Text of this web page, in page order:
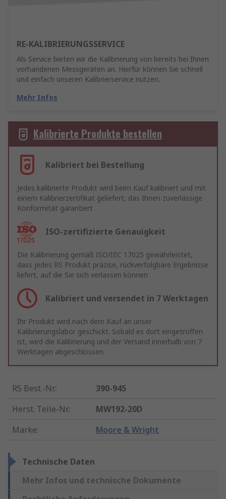
RE-KALIBRIERUNGSSERVICE
Als Service bieten wir die Kalibrierung von bereits bei Ihnen
vorhandenen Messgeräten an. Hierfür können Sie schnell
und einfach unseren Kalibrierservice nutzen.
Mehr Infos
Kalibrierte Produkte bestellen
Kalibriert bei Bestellung
Jedes kalibrierte Produkt wird beim Kauf kalibriert und mit
einem Kalibrierzertifikat geliefert, das Ihnen zuverlässige
Konformität garantiert
ISO-zertifizierte Genauigkeit
Die Kalibrierung gemäß ISO/IEC 17025 gewährleistet,
dass jedes RS Produkt präzise, rückverfolgbare Ergebnisse
liefert, auf die Sie sich verlassen können
Kalibriert und versendet in 7 Werktagen
Ihr Produkt wird nach dem Kauf an unser
Kalibrierungslabor geschickt. Sobald es dort eingetroffen
ist, wird die Kalibrierung und der Versand innerhalb von 7
Werktagen abgeschlossen.
RS Best.-Nr.:
390-945
Herst. Teile-Nr.:
MW192-20D
Marke: Moore & Wright
Technische Daten
Mehr Infos und technische Dokumente